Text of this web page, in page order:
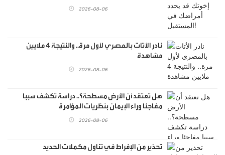
2026-08-06
نادر الأتات بالمصري لأول مرة.. والنتيجة 4 ملايين
مشاهدة
2026-08-06
هل تعتقد أن الأرض مسطحة؟.. دراسة تكشف سببا
مفاجئا وراء الإيمان بنظريات المؤامرة
2026-08-06
تحذير من الإفراط في تناول مكملات الحديد